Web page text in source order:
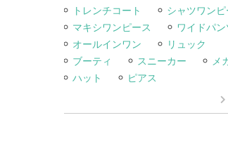
トレンチコート
シャツワンピ
マキシワンピース
ワイドパン
オールインワン
リュック
ブーティ
スニーカー
メ
ハット
ピアス